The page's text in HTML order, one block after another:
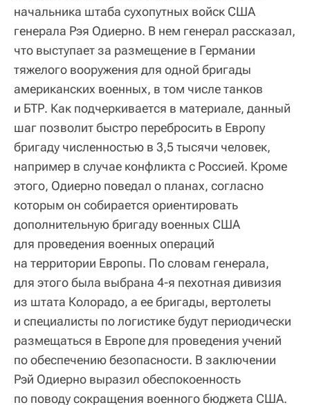
начальника штаба сухопутных войск США
генерала Рэя Одиерно. В нем генерал рассказал,
что выступает за размещение в Германии
тяжелого вооружения для одной бригады
американских военных, в том числе танков
и БТР. Как подчеркивается в материале, данный
шаг позволит быстро перебросить в Европу
бригаду численностью в 3,5 тысячи человек,
например в случае конфликта с Россией. Кроме
этого, Одиерно поведал о планах, согласно
которым он собирается ориентировать
дополнительную бригаду военных США
для проведения военных операций
на территории Европы. По словам генерала,
для этого была выбрана 4-я пехотная дивизия
из штата Колорадо, а ее бригады, вертолеты
и специалисты по логистике будут периодически
размещаться в Европе для проведения учений
по обеспечению безопасности. В заключении
Рэй Одиерно выразил обеспокоенность
по поводу сокращения военного бюджета США.